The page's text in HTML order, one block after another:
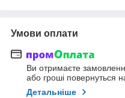
Умови оплати
Ви отримаєте
або гроші повернуться
Детальніше